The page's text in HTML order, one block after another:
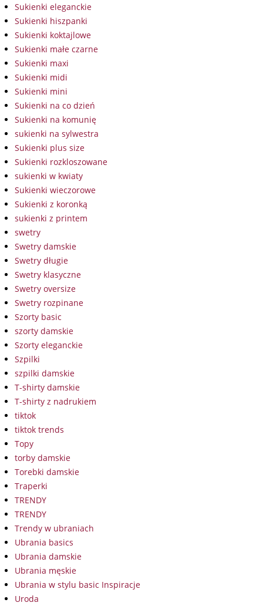
Sukienki eleganckie
Sukienki hiszpanki
Sukienki koktajlowe
Sukienki małe czarne
Sukienki maxi
Sukienki midi
Sukienki mini
Sukienki na co dzień
Sukienki na komunię
sukienki na sylwestra
Sukienki plus size
Sukienki rozkloszowane
sukienki w kwiaty
Sukienki wieczorowe
Sukienki z koronką
sukienki z printem
swetry
Swetry damskie
Swetry długie
Swetry klasyczne
Swetry oversize
Swetry rozpinane
Szorty basic
szorty damskie
Szorty eleganckie
Szpilki
szpilki damskie
T-shirty damskie
T-shirty z nadrukiem
tiktok
tiktok trends
Topy
torby damskie
Torebki damskie
Traperki
TRENDY
TRENDY
Trendy w ubraniach
Ubrania basics
Ubrania damskie
Ubrania męskie
Ubrania w stylu basic Inspiracje
Uroda